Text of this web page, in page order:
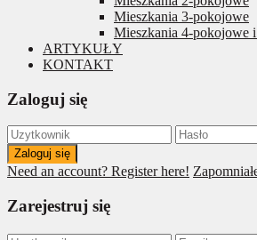
Mieszkania 3-pokojowe
Mieszkania 4-pokojowe
ARTYKUŁY
KONTAKT
Zaloguj się
Zaloguj się
Need an account? Register here!
Zarejestruj się